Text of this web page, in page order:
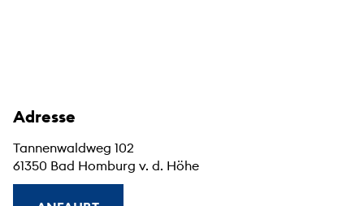
Adresse
Tannenwaldweg 102
61350 Bad Homburg v. d. Höhe